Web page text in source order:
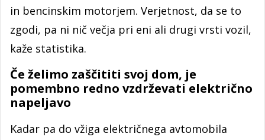
in bencinskim motorjem. Verjetnost, da se to
zgodi, pa ni nič večja pri eni ali drugi vrsti vozil,
kaže statistika.
Če želimo zaščititi svoj dom, je
pomembno redno vzdrževati električno
napeljavo
Kadar pa do vžiga električnega avtomobila